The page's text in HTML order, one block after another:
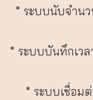
* ระบบนับจำน
* ระบบบันทึกเวล
* ระบบเชื่อม